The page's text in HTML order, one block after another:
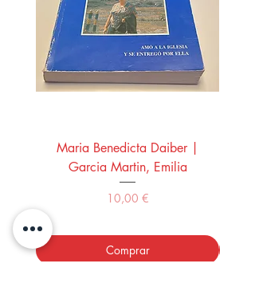
Maria Benedicta Daiber |
Garcia Martin, Emilia
Precio
10,00 €
Comprar